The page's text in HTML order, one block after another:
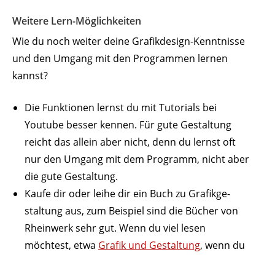
Weitere Lern-Möglich­keiten
Wie du noch weiter deine Grafik­design-Kennt­nisse
und den Umgang mit den Programmen lernen
kannst?
Die Funk­tionen lernst du mit Tuto­rials bei
Youtube besser kennen. Für gute Gestaltung
reicht das allein aber nicht, denn du lernst oft
nur den Umgang mit dem Programm, nicht aber
die gute Gestaltung.
Kaufe dir oder leihe dir ein Buch zu Grafik­ge­
staltung aus, zum Beispiel sind die Bücher von
Rheinwerk sehr gut. Wenn du viel lesen
möchtest, etwa Grafik und Gestaltung, wenn du